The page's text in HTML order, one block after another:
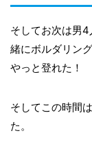
そしてお次は男
緒にボルダリング
やっと登れた！
そしてこの時間
た。